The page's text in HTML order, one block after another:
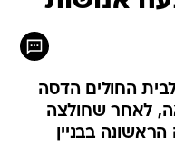
החולים הדסה
לאחר שחולצה
בבניין